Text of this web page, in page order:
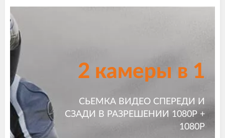
2 камеры в 1
СЬЕМКА ВИДЕО СПЕРЕДИ И
СЗАДИ В РАЗРЕШЕНИИ 1080P +
1080P